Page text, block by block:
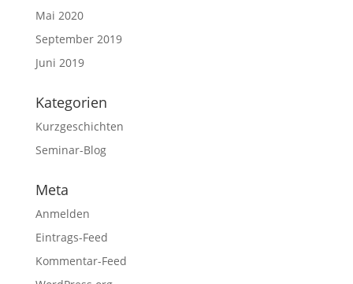
Mai 2020
September 2019
Juni 2019
Kategorien
Kurzgeschichten
Seminar-Blog
Meta
Anmelden
Eintrags-Feed
Kommentar-Feed